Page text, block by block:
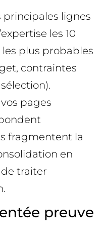
principales lignes
les 10
plus probables
contraintes
pages
fragmentent la
en
traiter
preuve